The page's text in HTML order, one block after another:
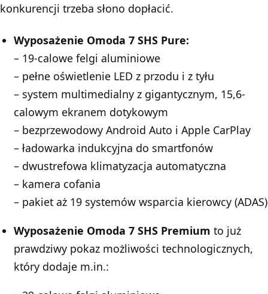
konkurencji trzeba słono dopłacić.
Wyposażenie Omoda 7 SHS Pure:
– 19-calowe felgi aluminiowe
– pełne oświetlenie LED z przodu i z tyłu
– system multimedialny z gigantycznym, 15,6-
calowym ekranem dotykowym
– bezprzewodowy Android Auto i Apple CarPlay
– ładowarka indukcyjna do smartfonów
– dwustrefowa klimatyzacja automatyczna
– kamera cofania
– pakiet aż 19 systemów wsparcia kierowcy (ADAS)
Wyposażenie Omoda 7 SHS Premium to już
prawdziwy pokaz możliwości technologicznych,
który dodaje m.in.: